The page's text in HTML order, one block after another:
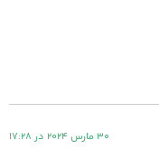
30 مارس 2024 در 17:28